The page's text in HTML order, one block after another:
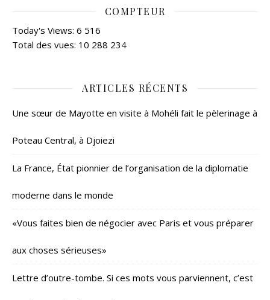
COMPTEUR
Today's Views: 6 516
Total des vues: 10 288 234
ARTICLES RÉCENTS
Une sœur de Mayotte en visite à Mohéli fait le pèlerinage à
Poteau Central, à Djoiezi
La France, État pionnier de l’organisation de la diplomatie
moderne dans le monde
«Vous faites bien de négocier avec Paris et vous préparer
aux choses sérieuses»
Lettre d’outre-tombe. Si ces mots vous parviennent, c’est